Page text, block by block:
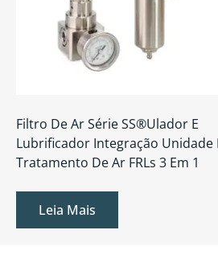
Filtro De Ar Série SS®ulador E
Lubrificador Integração Unidade
Tratamento De Ar FRLs 3 Em 1
Leia Mais